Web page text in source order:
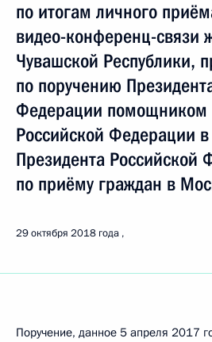
по итогам личного
видео-конференц-связи
Чувашской Республики,
по поручению
Федерации помощником
Российской Федерации
Президента Российской
по приёму граждан в
29 октября 2018 года
Поручение, данное 5 апреля 2017